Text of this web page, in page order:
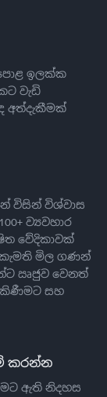
ඉලක්ක
වැඩි
අත්දැකීමක්
විසින් විශ්වාස
ව්‍යවහාර
වේදිකාවක්
කැමති මිල ගණන්
ඍජුව වෙනත්
සහ
කරන්න
ඇති නිදහස